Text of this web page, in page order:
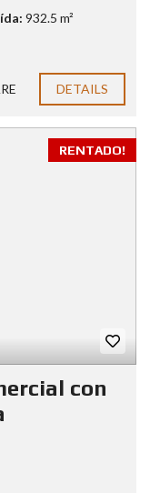
932.5 m²
DETAILS
RENTADO!
con